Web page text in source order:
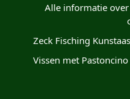
Alle informatie
Zeck Fisching
Vissen met Pastoncino